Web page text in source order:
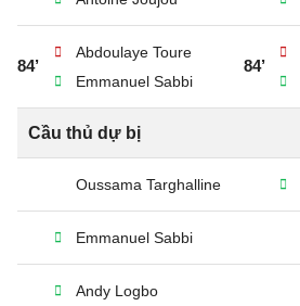
84’
Abdoulaye Toure
Emmanuel Sabbi
84’
Cầu thủ dự bị
Oussama Targhalline
Emmanuel Sabbi
Andy Logbo